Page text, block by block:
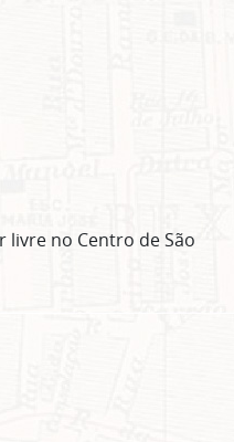
livre no Centro de São